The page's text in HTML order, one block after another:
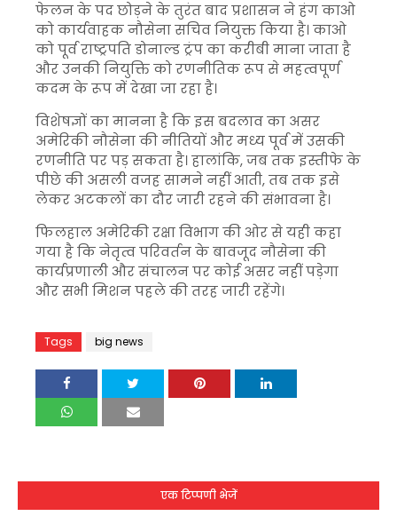
फेलन के पद छोड़ने के तुरंत बाद प्रशासन नेहंग काओ
को कार्यवाहक नौसेना सचिव नियुक्त किया है। काओ
को पूर्व राष्ट्रपतिडोनाल्ड ट्रंपका करीबी माना जाता है
और उनकी नियुक्ति को रणनीतिक रूप से महत्वपूर्ण
कदम के रूप में देखा जा रहा है।
विशेषज्ञों का मानना है कि इस बदलाव का असर
अमेरिकी नौसेना की नीतियों और मध्य पूर्व में उसकी
रणनीति पर पड़ सकता है। हालांकि, जब तक इस्तीफे के
पीछे की असली वजह सामने नहीं आती, तब तक इसे
लेकर अटकलों का दौर जारी रहने की संभावना है।
फिलहाल अमेरिकी रक्षा विभागकी ओर से यही कहा
गया है कि नेतृत्व परिवर्तन के बावजूद नौसेना की
कार्यप्रणाली और संचालन पर कोई असर नहीं पड़ेगा
और सभी मिशन पहले की तरह जारी रहेंगे।
Tags big news
एक टिप्पणी भेजें